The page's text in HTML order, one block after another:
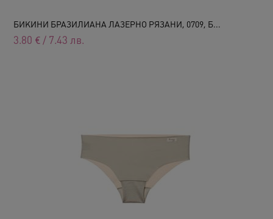
БИКИНИ БРАЗИЛИАНА ЛАЗЕРНО РЯЗАНИ, 0709, Б...
3.80 € / 7.43 лв.